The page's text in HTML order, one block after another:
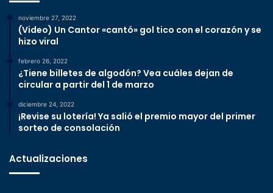
noviembre 27, 2022
(Video) Un Cantor «cantó» gol tico con el corazón y se
hizo viral
febrero 26, 2022
¿Tiene billetes de algodón? Vea cuáles dejan de
circular a partir del 1 de marzo
diciembre 24, 2022
¡Revise su lotería! Ya salió el premio mayor del primer
sorteo de consolación
Actualizaciones